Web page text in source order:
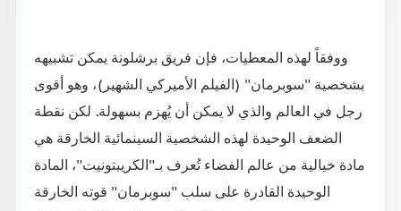
ووفقاً لهذه المعطيات، فإن فريق برشلونة يمكن تشبيهه
بشخصية "سوبرمان" (الفيلم الأميركي الشهير)، وهو أقوى
رجل في العالم والذي لا يمكن أن يُهزم بسهولة. لكن نقطة
الضعف الوحيدة لهذه الشخصية السينمائية الخارقة هي
مادة خيالية من عالم الفضاء تُعرف بـ"الكريبتونيت"، المادة
الوحيدة القادرة على سلب "سوبرمان" قوته الخارقة